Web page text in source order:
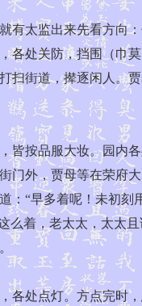
监出来先看方向：
各处关防，挡围（巾
扫街道，撵逐闲人。
品服大妆。园内各
门外，贾母等在荣府
：“早多着呢！未初
么着，老太太，太太
点灯。方点完时，